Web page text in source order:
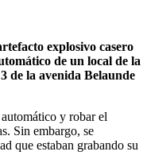
explosivo casero
de un local de la
de la avenida Belaunde
y robar el
Sin embargo, se
que estaban grabando su